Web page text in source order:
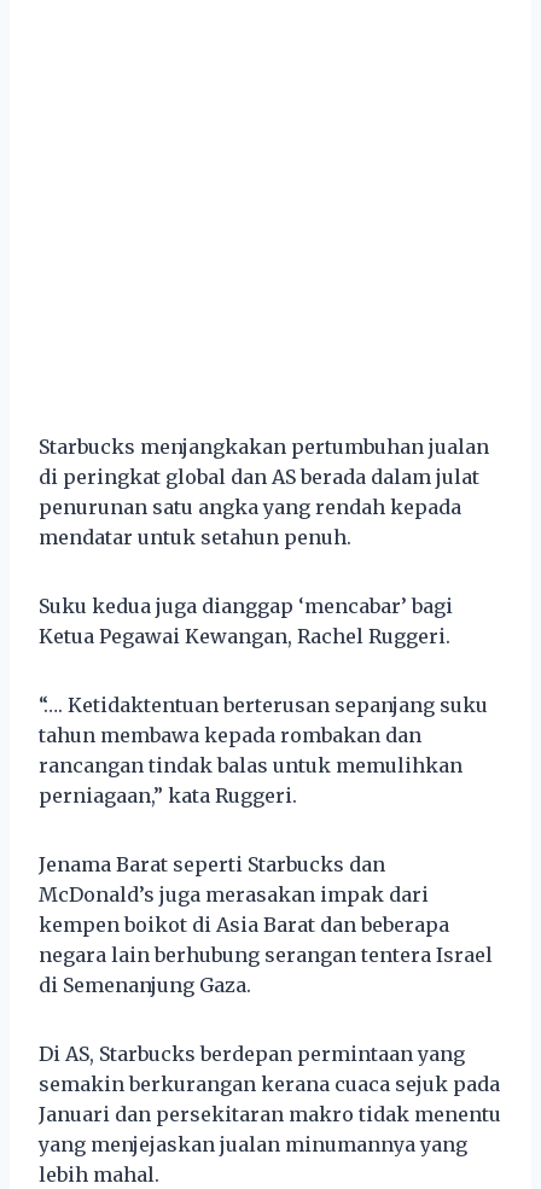
Starbucks menjangkakan pertumbuhan jualan
di peringkat global dan AS berada dalam julat
penurunan satu angka yang rendah kepada
mendatar untuk setahun penuh.
Suku kedua juga dianggap ‘mencabar’ bagi
Ketua Pegawai Kewangan, Rachel Ruggeri.
“…. Ketidaktentuan berterusan sepanjang suku
tahun membawa kepada rombakan dan
rancangan tindak balas untuk memulihkan
perniagaan,” kata Ruggeri.
Jenama Barat seperti Starbucks dan
McDonald’s juga merasakan impak dari
kempen boikot di Asia Barat dan beberapa
negara lain berhubung serangan tentera Israel
di Semenanjung Gaza.
Di AS, Starbucks berdepan permintaan yang
semakin berkurangan kerana cuaca sejuk pada
Januari dan persekitaran makro tidak menentu
yang menjejaskan jualan minumannya yang
lebih mahal.